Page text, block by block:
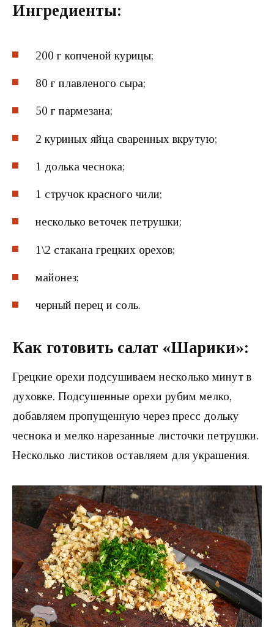
Ингредиенты:
200 г копченой курицы;
80 г плавленого сыра;
50 г пармезана;
2 куриных яйца сваренных вкрутую;
1 долька чеснока;
1 стручок красного чили;
несколько веточек петрушки;
1\2 стакана грецких орехов;
майонез;
черный перец и соль.
Как готовить салат «Шарики»:
Грецкие орехи подсушиваем несколько минут в
духовке. Подсушенные орехи рубим мелко,
добавляем пропущенную через пресс дольку
чеснока и мелко нарезанные листочки петрушки.
Несколько листиков оставляем для украшения.